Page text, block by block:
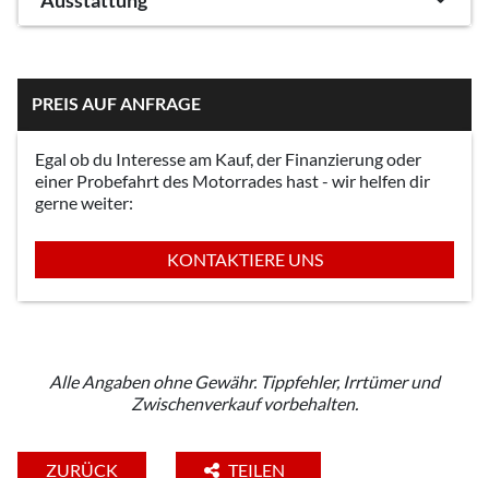
PREIS AUF ANFRAGE
Egal ob du Interesse am Kauf, der Finanzierung oder
einer Probefahrt des Motorrades hast - wir helfen dir
gerne weiter:
KONTAKTIERE UNS
Alle Angaben ohne Gewähr. Tippfehler, Irrtümer und
Zwischenverkauf vorbehalten.
ZURÜCK TEILEN